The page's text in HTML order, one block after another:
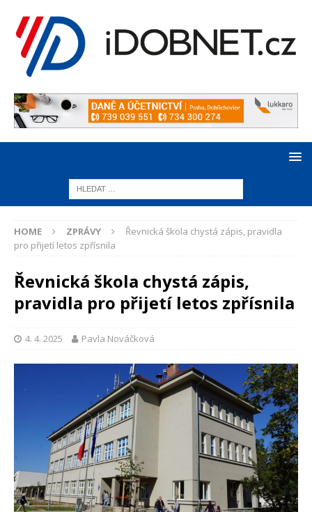
HOME ZPRÁVY
Řevnická škola chystá zápis, pravidla
pro přijetí letos zpřísnila
Řevnická škola chystá zápis,
pravidla pro přijetí letos zpřísnila
4. 4. 2025 Pavla Nováčková